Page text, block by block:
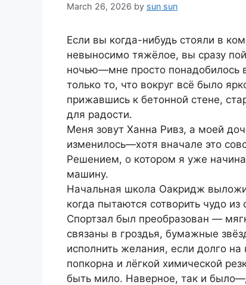
March 26, 2026 by sun sun
Если вы когда-нибудь стояли в
невыносимо тяжёлое, вы сразу
ночью—мне просто понадобилось
только то, что вокруг всё было
прижавшись к бетонной стене,
для радости.
Меня зовут Ханна Ривз, а моей
изменилось—хотя вначале это
Решением, о котором я уже
машину.
Начальная школа Оакридж
когда пытаются сотворить чудо
Спортзал был преобразован —
связаны в гроздья, бумажные
исполнить желания, если долго
попкорна и лёгкой химической
быть мило. Наверное, так и